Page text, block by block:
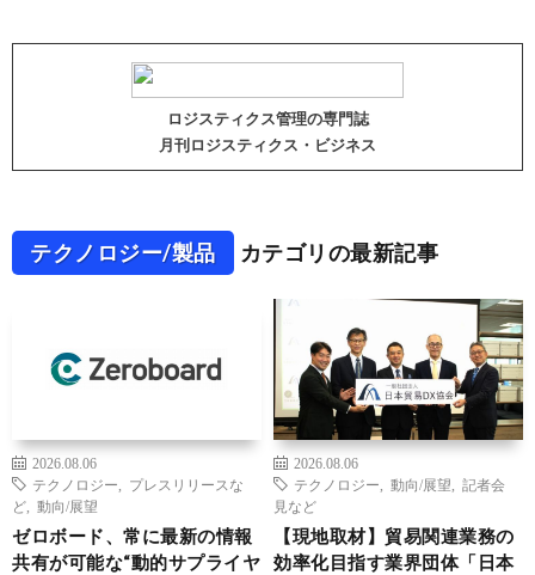
ロジスティクス管理の専門誌
月刊ロジスティクス・ビジネス
テクノロジー/製品 カテゴリの最新記事
2026.08.06
テクノロジー
プレスリリースな
ど
動向/展望
ゼロボード、常に最新の情報
共有が可能な“動的サプライヤ
2026.08.06
テクノロジー
動向/展望
記者会
見など
【現地取材】貿易関連業務の
効率化目指す業界団体「日本